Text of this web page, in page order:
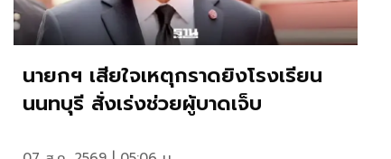
นายกฯ เสียใจเหตุกราดยิงโรงเรียน
นนทบุรี สั่งเร่งช่วยผู้บาดเจ็บ